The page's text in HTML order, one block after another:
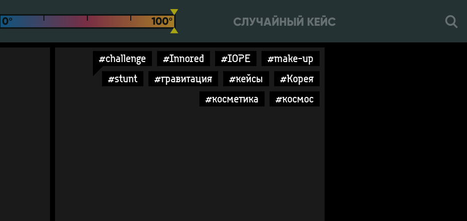
СЛУЧАЙНЫЙ КЕЙС
#challenge #Innored #IOPE
#make-up
#stunt
#гравитация #кейсы
#Корея
#косметика
#космос